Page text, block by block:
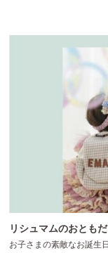
リシュマムのおとも
お子さまの素敵なお誕生